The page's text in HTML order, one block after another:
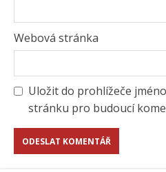
Webová stránka
Uložit do prohlížeče
stránku pro budoucí